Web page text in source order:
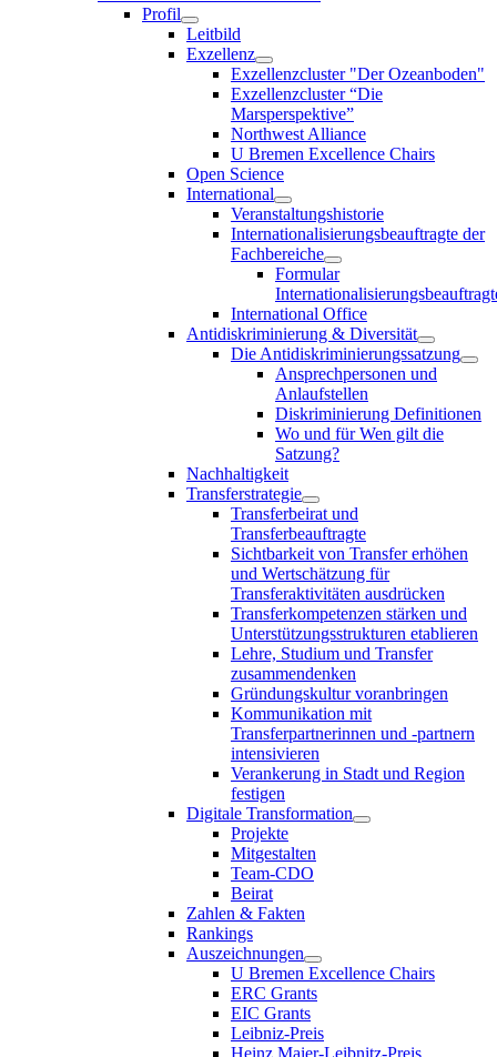
Profil
Leitbild
Exzellenz
Exzellenzcluster "Der Ozeanboden"
Exzellenzcluster “Die
Marsperspektive”
Northwest Alliance
U Bremen Excellence Chairs
Open Science
International
Veranstaltungshistorie
Internationalisierungsbeauftragte der
Fachbereiche
Formular
International Office
Antidiskriminierung & Diversität
Die Antidiskriminierungssatzung
Ansprechpersonen und
Anlaufstellen
Diskriminierung Definitionen
Wo und für Wen gilt die
Satzung?
Nachhaltigkeit
Transferstrategie
Transferbeirat und
Transferbeauftragte
Sichtbarkeit von Transfer erhöhen
und Wertschätzung für
Transferaktivitäten ausdrücken
Transferkompetenzen stärken und
Unterstützungsstrukturen etablieren
Lehre, Studium und Transfer
zusammendenken
Gründungskultur voranbringen
Kommunikation mit
Transferpartnerinnen und -partnern
intensivieren
Verankerung in Stadt und Region
festigen
Digitale Transformation
Projekte
Mitgestalten
Team-CDO
Beirat
Zahlen & Fakten
Rankings
Auszeichnungen
U Bremen Excellence Chairs
ERC Grants
EIC Grants
Leibniz-Preis
Heinz Maier-Leibnitz-Preis